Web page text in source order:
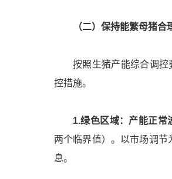
（二）保持能繁母猪合
按照生猪产能综合调控
控措施。
1.绿色区域：产能正常
两个临界值）。以市场调
息。